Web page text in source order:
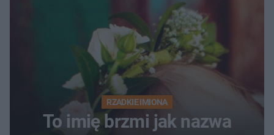
RZADKIE IMIONA
To imię brzmi jak nazwa